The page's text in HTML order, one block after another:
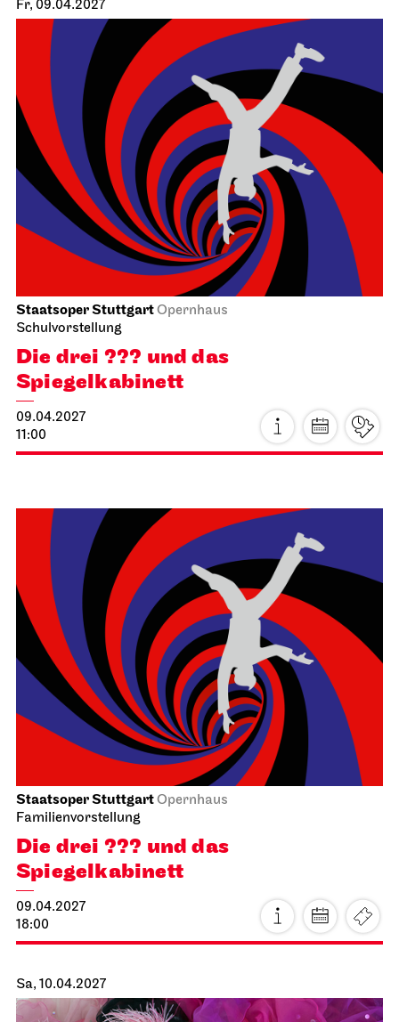
Staatsoper Stuttgart Opernhaus
La traviata
02.04.2027
19:00
Schauspiel Stuttgart Schauspielhaus
Tanzende Idioten
02.04.2027
19:30
Sa, 03.04.2027
Zum letzten Mal in dieser Spielzeit
Die Meistersinger von Nürnberg